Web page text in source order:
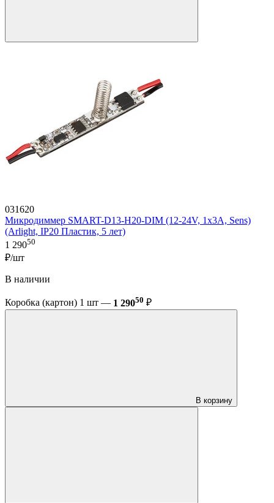
031620
Микродиммер SMART-D13-H20-DIM (12-24V, 1x3A, Sens)
(Arlight, IP20 Пластик, 5 лет)
1 29050
₽/шт
В наличии
Коробка (картон) 1 шт — 1 29050 ₽
В корзину